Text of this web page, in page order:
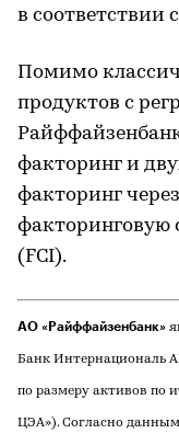
в соответствии
Помимо
продуктов с
факторинг и
факторинг
факторинговую
(FCI).
АО «Райффайзенбанк»
Банк Интернациональ
по размеру активов по
ЦЭА»). Согласно